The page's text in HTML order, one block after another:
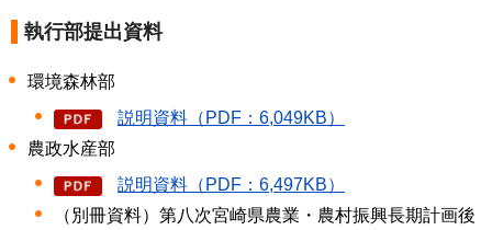
執行部提出資料
環境森林部
説明資料（PDF：6,049KB）
農政水産部
説明資料（PDF：6,497KB）
（別冊資料）第八次宮崎県農業・農村振興長期計画後